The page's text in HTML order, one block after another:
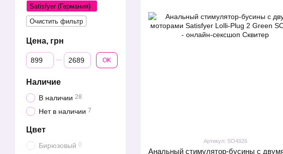
Артикул: SO4926
Satisfyer (Германия)
Очистить фильтр
Цена, грн
От Цена, грн
До Цена, грн OK
Наличие
В наличии 28
Нет в наличии 7
Цвет
Бирюзовый 0